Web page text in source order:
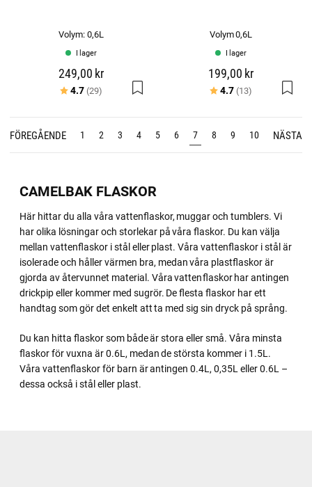
Volym: 0,6L
I lager
249,00 kr
Betyg:
4.7 (29) utav 5 stjärnor
Volym 0,6L
I lager
199,00 kr
Betyg:
4.7 (13) utav 5
FÖREGÅENDE 1 2 3 4 5 6 7 8 9 10 NÄSTA
CAMELBAK FLASKOR
Här hittar du alla våra vattenflaskor, muggar och tumblers. Vi
har olika lösningar och storlekar på våra flaskor. Du kan välja
mellan vattenflaskor i stål eller plast. Våra vattenflaskor i stål är
isolerade och håller värmen bra, medan våra plastflaskor är
gjorda av återvunnet material. Våra vattenflaskor har antingen
drickpip eller kommer med sugrör. De flesta flaskor har ett
handtag som gör det enkelt att ta med sig sin dryck på språng.
Du kan hitta flaskor som både är stora eller små. Våra minsta
flaskor för vuxna är 0.6L, medan de största kommer i 1.5L.
Våra vattenflaskor för barn är antingen 0.4L, 0,35L eller 0.6L –
dessa också i stål eller plast.